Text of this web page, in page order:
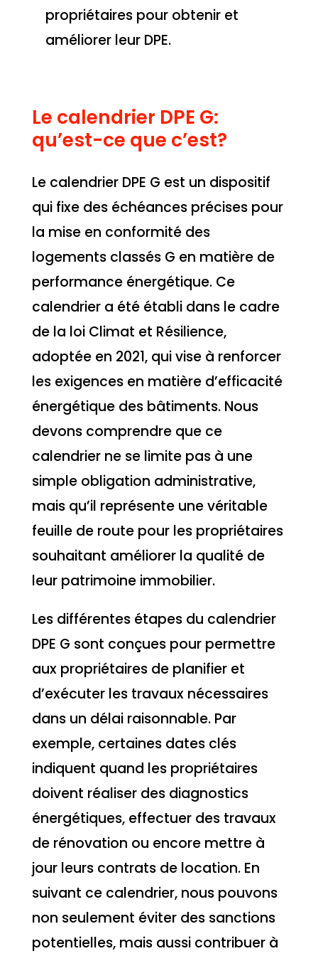
propriétaires pour obtenir et
améliorer leur DPE.
Le calendrier DPE G:
qu’est-ce que c’est?
Le calendrier DPE G est un dispositif
qui fixe des échéances précises pour
la mise en conformité des
logements classés G en matière de
performance énergétique. Ce
calendrier a été établi dans le cadre
de la loi Climat et Résilience,
adoptée en 2021, qui vise à renforcer
les exigences en matière d’efficacité
énergétique des bâtiments. Nous
devons comprendre que ce
calendrier ne se limite pas à une
simple obligation administrative,
mais qu’il représente une véritable
feuille de route pour les propriétaires
souhaitant améliorer la qualité de
leur patrimoine immobilier.
Les différentes étapes du calendrier
DPE G sont conçues pour permettre
aux propriétaires de planifier et
d’exécuter les travaux nécessaires
dans un délai raisonnable. Par
exemple, certaines dates clés
indiquent quand les propriétaires
doivent réaliser des diagnostics
énergétiques, effectuer des travaux
de rénovation ou encore mettre à
jour leurs contrats de location. En
suivant ce calendrier, nous pouvons
non seulement éviter des sanctions
potentielles, mais aussi contribuer à